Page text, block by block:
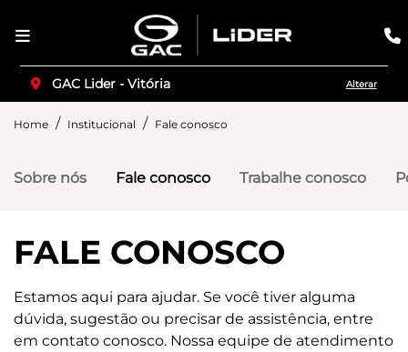
GAC Lider - Vitória Alterar
Home Institucional Fale conosco
Sobre nós Fale conosco Trabalhe conosco
FALE CONOSCO
Estamos aqui para ajudar. Se você tiver alguma
dúvida, sugestão ou precisar de assistência, entre
em contato conosco. Nossa equipe de atendimento